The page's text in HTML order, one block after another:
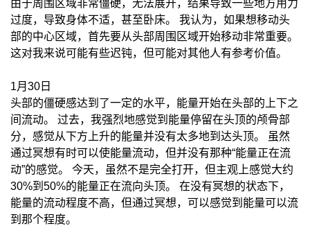
由于周围区域非常僵硬，无法展开，结果导致一些地方用力
过度，导致身体不适，甚至卧床。 我认为，如果想移动头
部的中心区域，首先要从头部周围区域开始移动非常重要。
这对我来说可能有些迟钝，但可能对其他人有参考价值。
1月30日
头部的僵硬感达到了一定的水平，能量开始在头部的上下之
间流动。 过去，我强烈地感觉到能量停留在头顶的颅骨部
分，感觉从下方上升的能量并没有太多地到达头顶。 虽然
通过冥想有时可以使能量流动，但并没有那种“能量正在流
动”的感觉。 今天，虽然不是完全打开，但主观上感觉大约
30%到50%的能量正在流向头顶。 在没有冥想的状态下，
能量的流动程度不高，但通过冥想，可以感觉到能量可以流
到那个程度。